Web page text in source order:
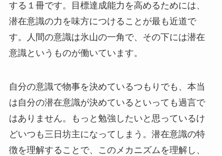
する１冊です。目標達成能力を高めるためには、
潜在意識の力を味方につけることが最も近道で
す。人間の意識は氷山の一角で、その下には潜在
意識というものが働いています。
自分の意識で物事を決めているつもりでも、本当
は自分の潜在意識が決めているといっても過言で
はありません。もっと勉強したいと思っているけ
どいつも三日坊主になってしまう。潜在意識の特
徴を理解することで、このメカニズムを理解し、